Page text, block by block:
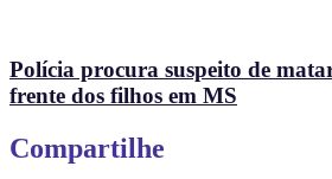
Polícia procura suspeito de
frente dos filhos em MS
Compartilhe